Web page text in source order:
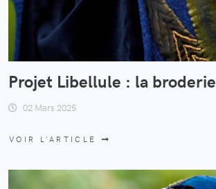
Projet Libellule : la broderie
02 Mars 2025
VOIR L'ARTICLE